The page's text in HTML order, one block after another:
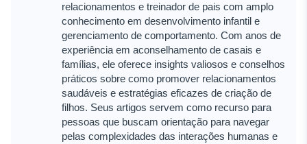
relacionamentos e treinador de pais com amplo
conhecimento em desenvolvimento infantil e
gerenciamento de comportamento. Com anos de
experiência em aconselhamento de casais e
famílias, ele oferece insights valiosos e conselhos
práticos sobre como promover relacionamentos
saudáveis e estratégias eficazes de criação de
filhos. Seus artigos servem como recurso para
pessoas que buscam orientação para navegar
pelas complexidades das interações humanas e